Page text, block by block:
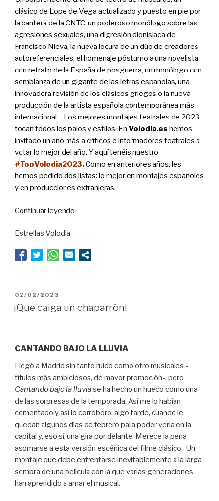
clásico de Lope de Vega actualizado y puesto en pie por
la cantera de la CNTC, un poderoso monólogo sobre las
agresiones sexuales, una digresión dionisiaca de
Francisco Nieva, la nueva locura de un dúo de creadores
autoreferenciales, el homenaje póstumo a una novelista
con retrato de la España de posguerra, un monólogo con
semblanza de un gigante de las letras españolas, una
innovadora revisión de los clásicos griegos o la nueva
producción de la artista española contemporánea más
internacional… Los mejores montajes teatrales de 2023
tocan todos los palos y estilos. En Volodia.es hemos
invitado un año más a críticos e informadores teatrales a
votar lo mejor del año. Y aquí tenéis nuestro
#TopVolodia2023.Como en anteriores años, les
hemos pedido dos listas: lo mejor en montajes españoles
y en producciones extranjeras.
Continuar leyendo
los
año”
Estrellas Volodia
PUBLICADO
EL
02/02/2023
¡Que caiga un chaparrón!
CANTANDO BAJO LA LLUVIA
Llegó a Madrid sin tanto ruido como otro musicales -
títulos más ambiciosos, de mayor promoción-, pero
Cantando bajo la lluviase ha hecho un hueco como una
de las sorpresas de la temporada. Así me lo habían
comentado y así lo corroboro, algo tarde, cuando le
quedan algunos días de febrero para poder verla en la
capital y, eso sí, una gira por delante. Merece la pena
asomarse a esta versión escénica del filme clásico. Un
montaje que debe enfrentarse inevitablemente a la larga
sombra de una película con la que varias generaciones
han aprendido a amar el musical.